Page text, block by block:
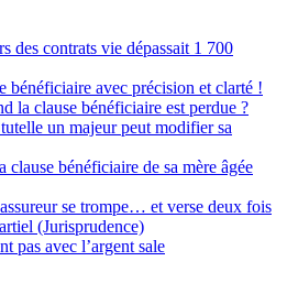
des contrats vie dépassait 1 700
bénéficiaire avec précision et clarté !
la clause bénéficiaire est perdue ?
un majeur peut modifier sa
clause bénéficiaire de sa mère âgée
se trompe… et verse deux fois
(Jurisprudence)
pas avec l’argent sale